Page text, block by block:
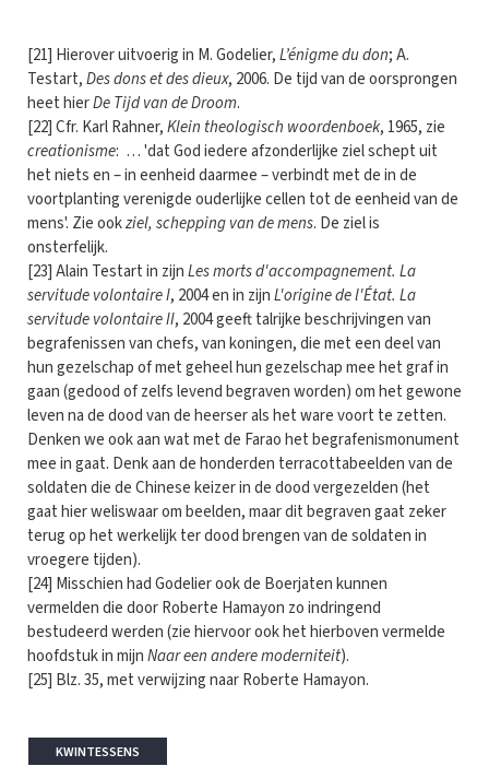
[21] Hierover uitvoerig in M. Godelier,L’énigme du don; A.
Testart,Des dons et des dieux, 2006. De tijd van de oorsprongen
heet hierDe Tijd van de Droom.
[22] Cfr. Karl Rahner,Klein theologisch woordenboek, 1965, zie
creationisme: … 'dat God iedere afzon­derlijke ziel schept uit
het niets en – in eenheid daarmee – verbindt met de in de
voortplanting verenigde ouderlijke cellen tot de eenheid van de
mens'. Zie ookziel, schepping van de mens. De ziel is
onsterfelijk.
[23] Alain Testart in zijnLes morts d'accompagnement. La
servitude volontaire I, 2004 en in zijnL'origine de l'État. La
servitude volontaire II, 2004 geeft talrijke beschrijvingen van
begrafenissen van chefs, van koningen, die met een deel van
hun gezelschap of met geheel hun gezelschap mee het graf in
gaan (gedood of zelfs levend begraven worden) om het gewone
leven na de dood van de heerser als het ware voort te zetten.
Denken we ook aan wat met de Farao het begrafenismonument
mee in gaat. Denk aan de honderden terracottabeelden van de
soldaten die de Chinese keizer in de dood vergezelden (het
gaat hier weliswaar om beelden, maar dit begraven gaat zeker
terug op het werkelijk ter dood brengen van de soldaten in
vroegere tijden).
[24] Misschien had Godelier ook de Boerjaten kunnen
vermelden die door Roberte Hamayon zo indringend
bestudeerd werden (zie hiervoor ook het hierboven vermelde
hoofdstuk in mijnNaar een andere moderniteit).
[25] Blz. 35, met verwijzing naar Roberte Hamayon.
KWINTESSENS